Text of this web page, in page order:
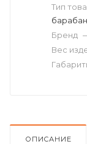
Тип
Бренд
Вес
ОПИСАНИЕ